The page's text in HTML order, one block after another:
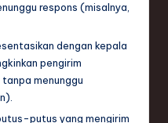
respons (misalnya,
dengan kepala
pengirim
menunggu
putus yang mengirim